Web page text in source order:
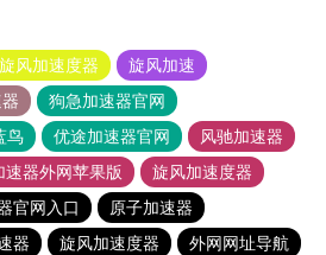
旋风加速度器
旋风加速
狗急加速器官网
鸟 优途加速器官网
风驰加速器
速器外网苹果版
旋风加速度器
官网入口
原子加速器
器 旋风加速度器
外网网址导航